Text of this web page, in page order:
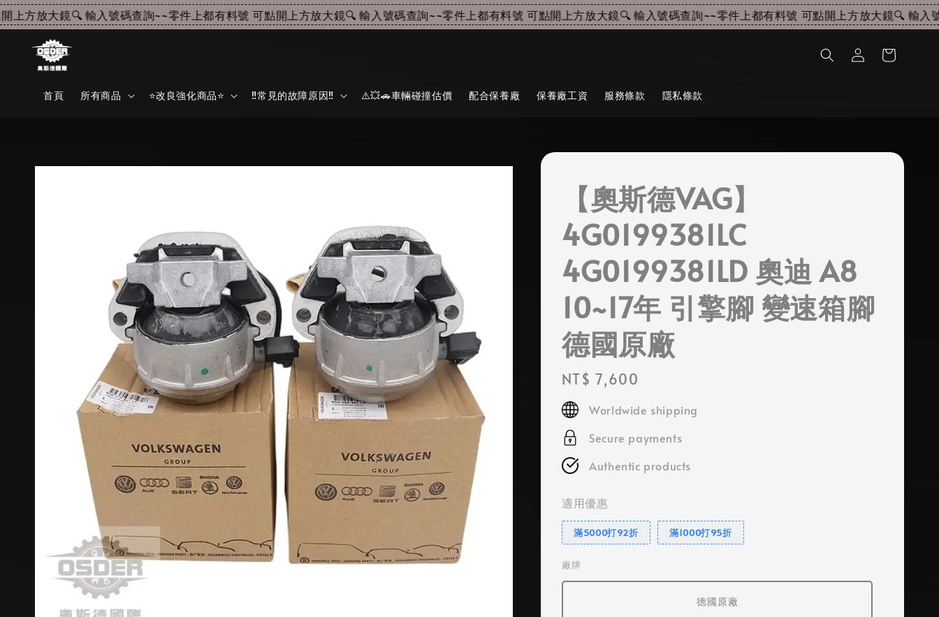
方放大鏡🔍 輸入號碼查詢~~零件上都有料號 可點開上方放大鏡🔍 輸入號碼查詢~~零件上都有料號 可點開上方放大鏡🔍 輸入號碼查詢~~零件上都有料號 可點開上方放大鏡🔍 輸入號
首頁 所有商品 ⭐改良強化商品⭐ ‼️常見的故障原因‼️ ⚠️💥🚗車輛碰撞估價 配合保養廠 保養廠工資 服務條款 隱私條款
【奧斯德VAG】
4G0199381LC
4G0199381LD 奧迪 A8
10~17年 引擎腳 變速箱腳
德國原廠
Regular
price
NT$ 7,600
Worldwide shipping
Secure payments
Authentic products
適用優惠
滿5000打92折 滿1000打95折
廠牌
德國原廠